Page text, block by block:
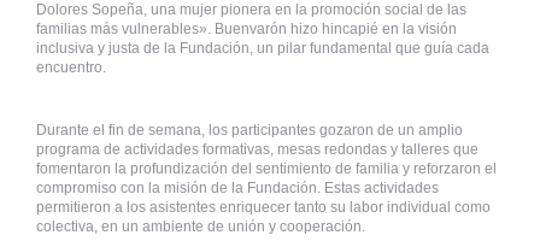
Dolores Sopeña, una mujer pionera en la promoción social de las
familias más vulnerables». Buenvarón hizo hincapié en la visión
inclusiva y justa de la Fundación, un pilar fundamental que guía cada
encuentro.
Durante el fin de semana, los participantes gozaron de un amplio
programa de actividades formativas, mesas redondas y talleres que
fomentaron la profundización del sentimiento de familia y reforzaron el
compromiso con la misión de la Fundación. Estas actividades
permitieron a los asistentes enriquecer tanto su labor individual como
colectiva, en un ambiente de unión y cooperación.